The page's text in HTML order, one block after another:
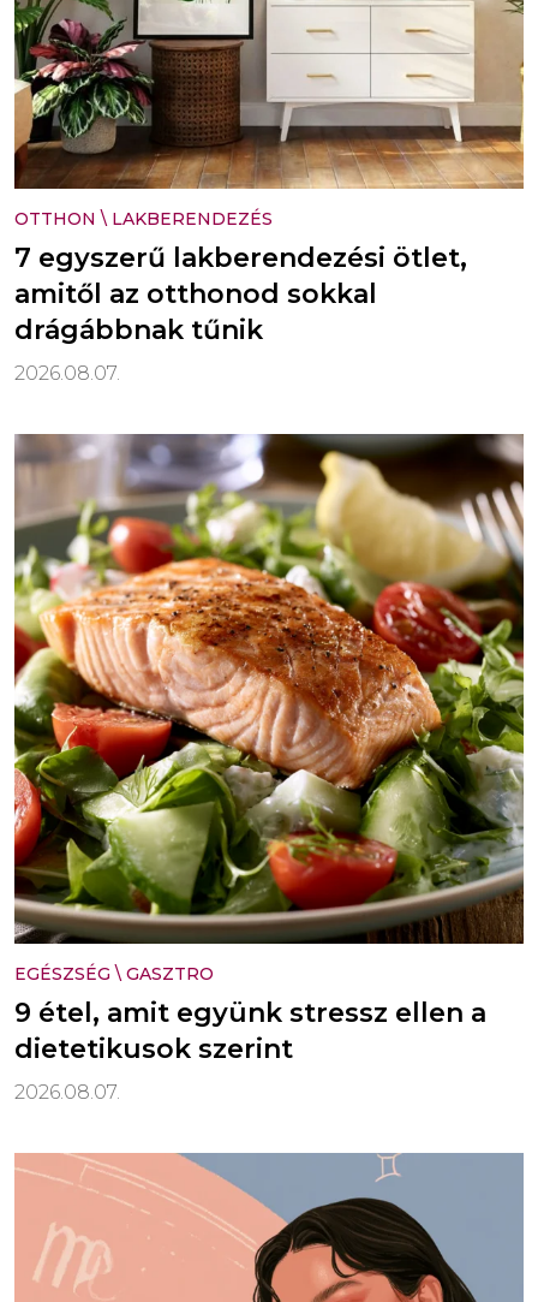
OTTHON \ LAKBERENDEZÉS
7 egyszerű lakberendezési ötlet,
amitől az otthonod sokkal
drágábbnak tűnik
2026.08.07.
EGÉSZSÉG \ GASZTRO
9 étel, amit együnk stressz ellen a
dietetikusok szerint
2026.08.07.